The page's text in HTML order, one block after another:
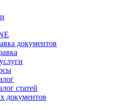
документов
статей
документов